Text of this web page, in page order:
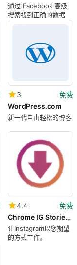
通过 Facebook 高级
搜索找到正确的数据
3
免费
WordPress.com
新一代自由轻松的博客
4.4
免费
Chrome IG Stories for Instagram
让Instagram以您期望
的方式工作。